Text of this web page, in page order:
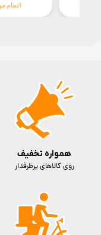
اتمام موجودی
همواره تخفیف
روی کالاهای پرطرفدار